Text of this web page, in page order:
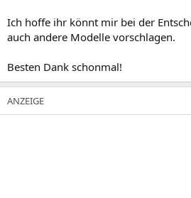
Ich hoffe ihr könnt mir bei der
auch andere Modelle vorschlagen.
Besten Dank schonmal!